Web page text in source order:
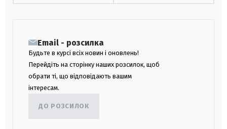
Email - розсилка
Будьте в курсі всіх новин і оновлень!
Перейдіть на сторінку наших розсилок, щоб
обрати ті, що відповідають вашим
інтересам.
ДО РОЗСИЛОК